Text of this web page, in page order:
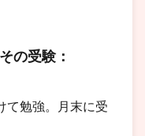
の受験：
て勉強。月末に受